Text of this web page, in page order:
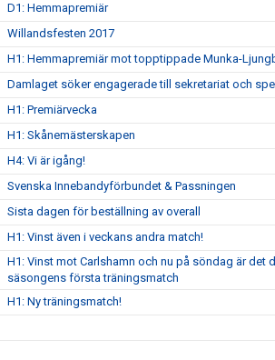
D1: Hemmapremiär
Willandsfesten 2017
H1: Hemmapremiär mot topptippade Munka-
Damlaget söker engagerade till sekretariat och
H1: Premiärvecka
H1: Skånemästerskapen
H4: Vi är igång!
Svenska Innebandyförbundet & Passningen
Sista dagen för beställning av overall
H1: Vinst även i veckans andra match!
H1: Vinst mot Carlshamn och nu på söndag är det
säsongens första träningsmatch
H1: Ny träningsmatch!